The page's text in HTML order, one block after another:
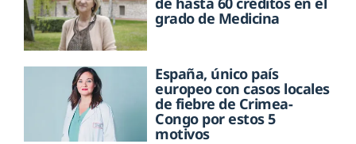
grado de Medicina
España, único país
europeo con casos locales
de fiebre de Crimea-
Congo por estos 5
motivos